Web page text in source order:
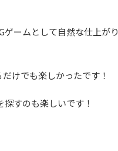
ームとして自然な仕上がり
けでも楽しかったです！
すのも楽しいです！